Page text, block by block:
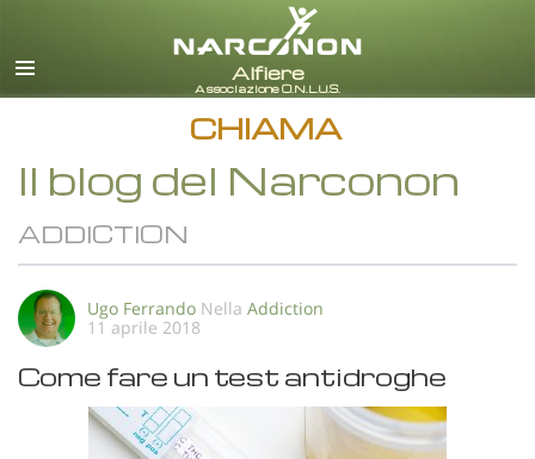
italiano
CHIAMA
Il blog del Narconon
ADDICTION
Ugo Ferrando Nella Addiction
11 aprile 2018
Come fare un test antidroghe